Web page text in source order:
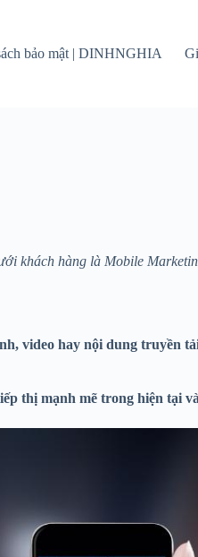
bảo mật | DINHNGHIA
khách hàng là Mobile
video hay nội dung truyền
thị mạnh mẽ trong hiện tại